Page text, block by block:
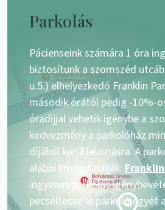
Parkolás
Pácienseink számára 1 óra
biztosítunk a szomszéd
u.5.) elhelyezkedő Franklin
második órától pedig -10%-
óradíjjal vehetik igénybe a
kedvezmény a parkolóház
díjából kerül levonásra. A
alábbi linken találják:
ingyenes parkolás
pecséltesse le parkolójegyét